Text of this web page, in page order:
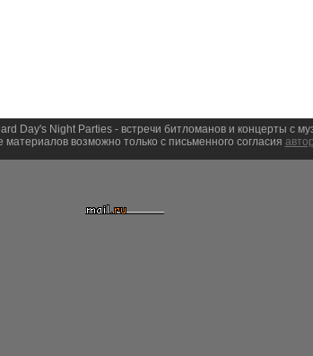
Day's Night Parties - встречи битломанов и концерты с
возможно только с письменного согласия